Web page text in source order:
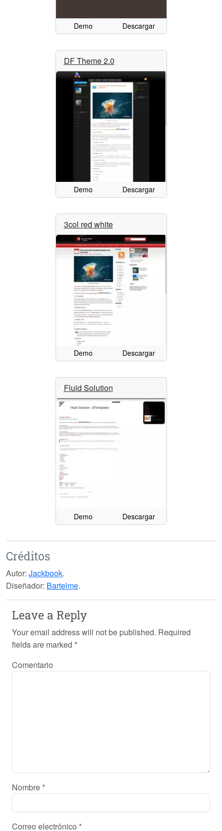
Demo Descargar
DF Theme 2.0
Demo Descargar
3col red white
Demo Descargar
Fluid Solution
Demo Descargar
Créditos
Autor: Jackbook.
Diseñador: Bartelme.
Leave a Reply
Your email address will not be published. Required
fields are marked *
Comentario
Nombre *
Correo electrónico *